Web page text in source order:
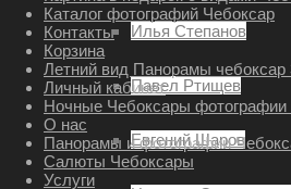
Илья Степанов
Павел Ртищев
Евгений Шаров
Каталог фотографий Чебоксар
Контакты
Корзина
Летний вид Панорамы чебоксар
Личный кабинет
Ночные Чебоксары фотографии
О нас
Панорамы и фотографии
Салюты Чебоксары
Услуги